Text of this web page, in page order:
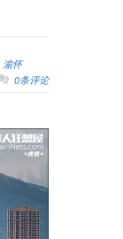
渝怀
0条评论